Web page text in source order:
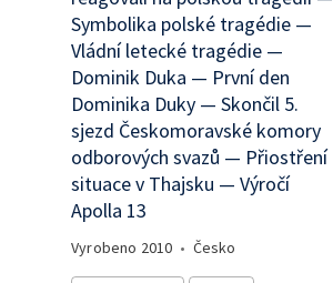
Symbolika polské tragédie —
Vládní letecké tragédie —
Dominik Duka — První den
Dominika Duky — Skončil 5.
sjezd Českomoravské komory
odborových svazů — Přiostření
situace v Thajsku — Výročí
Apolla 13
Vyrobeno 2010 • Česko